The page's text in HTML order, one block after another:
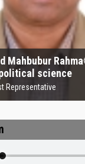
Mahbubur
science
Representative
Enthusiast